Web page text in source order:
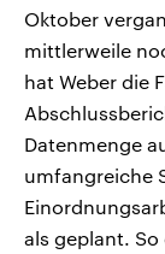
Oktober
mittlerweile
hat Weber die
Datenmenge
umfangreiche
als geplant. So